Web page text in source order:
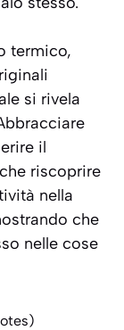
termico,
si rivela
il
riscoprire
nella
che
nelle cose